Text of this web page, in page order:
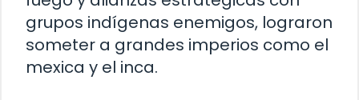
grupos indígenas enemigos, lograron
someter a grandes imperios como el
mexica y el inca.